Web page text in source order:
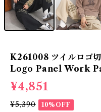
K261008 ツイルロゴ
Logo Panel Work
¥4,851
¥5,390 10%OFF